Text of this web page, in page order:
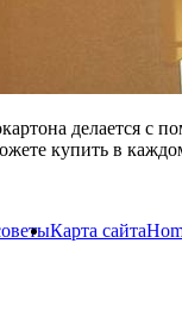
делается
купить в
Карта сайта